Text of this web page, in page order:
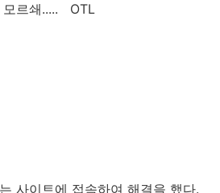
모르쇄..... OTL
사이트에 접속하여 해결을 했다.